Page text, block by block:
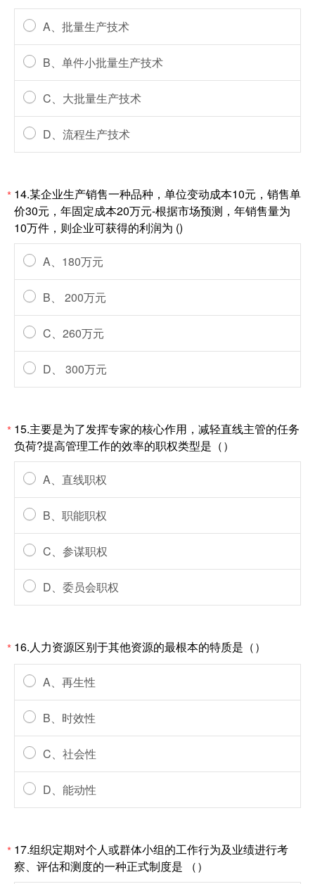
A、批量生产技术
B、单件小批量生产技术
C、大批量生产技术
D、流程生产技术
* 14.某企业生产销售一种品种，单位变动成本10元，销售单
价30元，年固定成本20万元-根据市场预测，年销售量为
10万件，则企业可获得的利润为 ()
A、180万元
B、 200万元
C、260万元
D、 300万元
* 15.主要是为了发挥专家的核心作用，减轻直线主管的任务
负荷?提高管理工作的效率的职权类型是（）
A、直线职权
B、职能职权
C、参谋职权
D、委员会职权
* 16.人力资源区别于其他资源的最根本的特质是（）
A、再生性
B、时效性
C、社会性
D、能动性
* 17.组织定期对个人或群体小组的工作行为及业绩进行考
察、评估和测度的一种正式制度是 （）